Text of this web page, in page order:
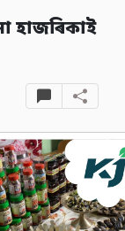
হাজৰিকাই